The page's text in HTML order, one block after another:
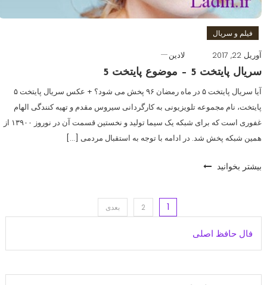
فیلم و سریال
آوریل 22, 2017
لادین
سریال پایتخت 5 – موضوع پایتخت 5
آیا سریال پایتخت ۵ در ماه رمضان ۹۶ پخش می شود؟ + عکس سریال پایتخت ۵
پایتخت، نام مجموعه تلویزیونی به کارگردانی سیروس مقدم و تهیه کنندگی الهام
غفوری است که برای شبکه یک سیما تولید و نخستین قسمت آن در نوروز ۱۳۹۰۰ از
همین شبکه پخش شد. در ادامه با توجه به استقبال مردمی […]
بیشتر بخوانید
1
2 بعدی
فال حافظ اصلی